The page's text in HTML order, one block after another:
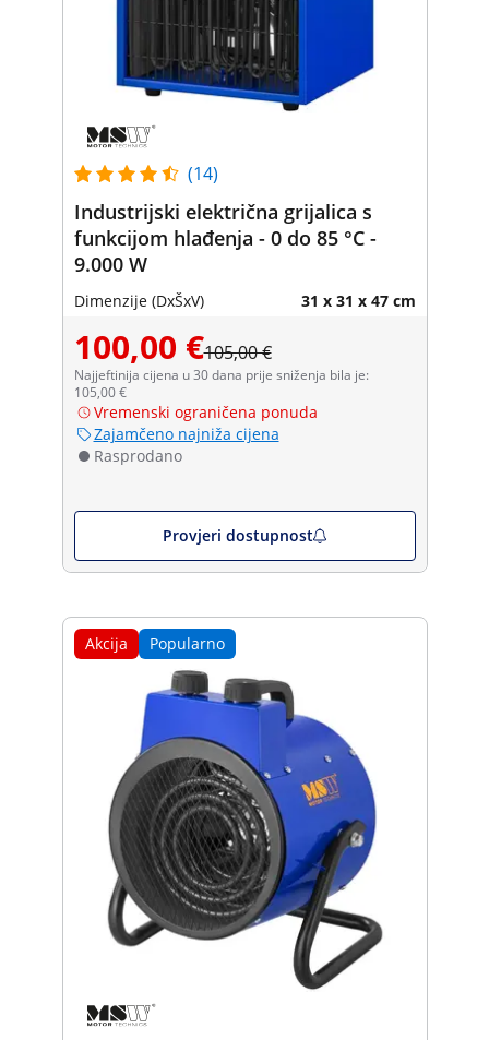
(14)
Industrijski električna grijalica s
funkcijom hlađenja - 0 do 85 °C -
9.000 W
Dimenzije (DxŠxV) 31 x 31 x 47 cm
100,00 €105,00 €
Najjeftinija cijena u 30 dana prije sniženja bila je:
105,00 €
Vremenski ograničena ponuda
Zajamčeno najniža cijena
Rasprodano
Provjeri dostupnost
Akcija Popularno